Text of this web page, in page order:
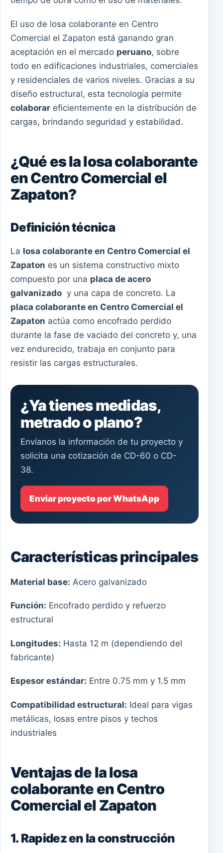
El uso de losa colaborante en Centro
Comercial el Zapaton está ganando gran
aceptación en el mercado peruano, sobre
todo en edificaciones industriales, comerciales
y residenciales de varios niveles. Gracias a su
diseño estructural, esta tecnología permite
colaborar eficientemente en la distribución de
cargas, brindando seguridad y estabilidad.
¿Qué es la losa colaborante
en Centro Comercial el
Zapaton?
Definición técnica
La losa colaborante en Centro Comercial el
Zapaton es un sistema constructivo mixto
compuesto por una placa de acero
galvanizado y una capa de concreto. La
placa colaborante en Centro Comercial el
Zapaton actúa como encofrado perdido
durante la fase de vaciado del concreto y, una
vez endurecido, trabaja en conjunto para
resistir las cargas estructurales.
¿Ya tienes medidas,
metrado o plano?
Envíanos la información de tu proyecto y
solicita una cotización de CD-60 o CD-
38.
Enviar proyecto por WhatsApp
Características principales
Material base: Acero galvanizado
Función: Encofrado perdido y refuerzo
estructural
Longitudes: Hasta 12 m (dependiendo del
fabricante)
Espesor estándar: Entre 0.75 mm y 1.5 mm
Compatibilidad estructural: Ideal para vigas
metálicas, losas entre pisos y techos
industriales
Ventajas de la losa
colaborante en Centro
Comercial el Zapaton
1. Rapidez en la construcción